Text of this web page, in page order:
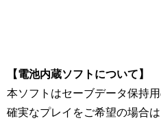
【電池内蔵ソフトについて】
本ソフトはセーブデータ保持
確実なプレイをご希望の場合は